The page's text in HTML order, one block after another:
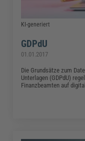
KI-generiert
GDPdU
01.01.2017
Die Grundsätze zum
Unterlagen (GDPdU)
Finanzbeamten auf